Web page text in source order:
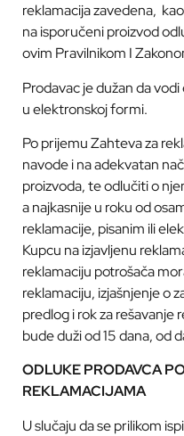
reklamacija zavedena,
na isporučeni proizvod
ovim Pravilnikom I
Prodavac je dužan da
u elektronskoj formi.
Po prijemu Zahteva za
navode i na adekvatan
proizvoda, te odlučiti o
a najkasnije u roku od
reklamacije, pisanim ili
Kupcu na izjavljenu
reklamaciju potrošača
reklamaciju, izjašnjenje o
predlog i rok za rešavanje
bude duži od 15 dana, od
ODLUKE PRODAVCA
REKLAMACIJAMA
U slučaju da se prilikom